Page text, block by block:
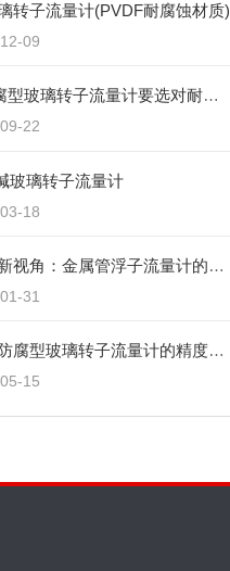
转子流量计(PVDF耐腐蚀材质)
09
PVDF防腐型玻璃转子流量计要选对耐腐蚀材质？双诚热工特殊材质定制更可靠
22
玻璃转子流量计
18
流量控制新视角：金属管浮子流量计的创新应用
31
如何保持防腐型玻璃转子流量计的精度？实用小技巧详解
15